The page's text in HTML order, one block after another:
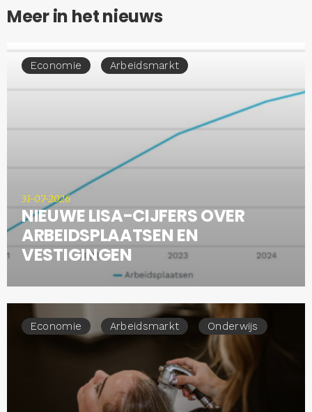
Meer in het nieuws
Economie Arbeidsmarkt
31-07-2026
NIEUWE LISA-CIJFERS OVER
ARBEIDSPLAATSEN EN
VESTIGINGEN
Economie Arbeidsmarkt Onderwijs